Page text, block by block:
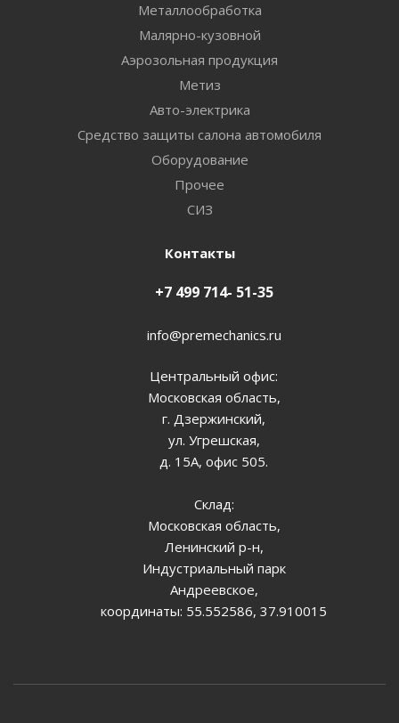
Металлообработка
Малярно-кузовной
Аэрозольная продукция
Метиз
Авто-электрика
Средство защиты салона автомобиля
Оборудование
Прочее
СИЗ
Контакты
+7 499 714- 51-35
info@premechanics.ru
Центральный офис:
Московская область,
г. Дзержинский,
ул. Угрешская,
д. 15А, офис 505.
Склад:
Московская область,
Ленинский р-н,
Индустриальный парк
Андреевское,
координаты: 55.552586, 37.910015